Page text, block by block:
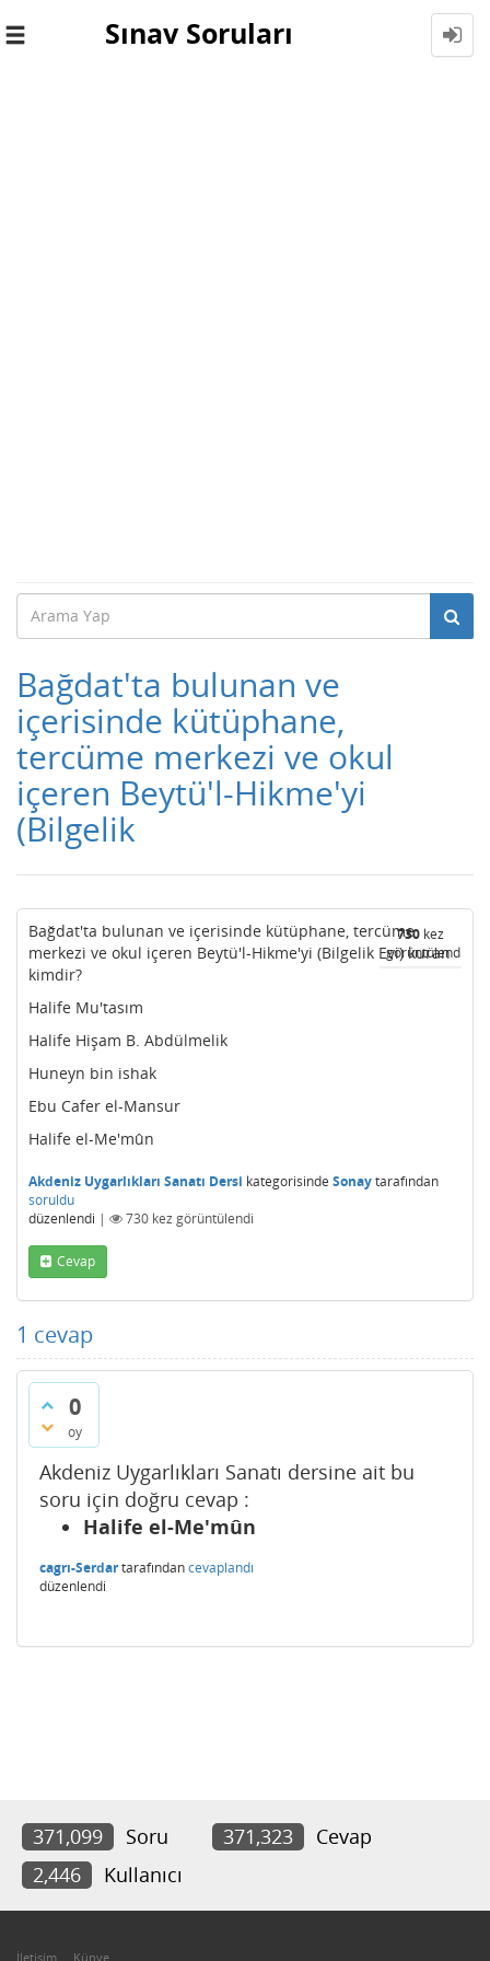
Toggle
Sınav Soruları
Bağdat'ta bulunan ve
içerisinde kütüphane,
tercüme merkezi ve okul
içeren Beytü'l-Hikme'yi
(Bilgelik
730 kez
görüntülendi
Bağdat'ta bulunan ve içerisinde kütüphane, tercüme
merkezi ve okul içeren Beytü'l-Hikme'yi (Bilgelik Evi) kuran
kimdir?
Halife Mu'tasım
Halife Hişam B. Abdülmelik
Huneyn bin ishak
Ebu Cafer el-Mansur
Halife el-Me'mûn
Akdeniz Uygarlıkları Sanatı Dersi kategorisinde Sonaytarafından
soruldu
düzenlendi | 730 kez görüntülendi
Cevap
1 cevap
0
oy
Akdeniz Uygarlıkları Sanatı dersine ait bu
soru için doğru cevap :
Halife el-Me'mûn
cagrı-Serdartarafındancevaplandı
düzenlendi
371,099 Soru 371,323
Cevap
2,446
Kullanıcı
İletişim Künye